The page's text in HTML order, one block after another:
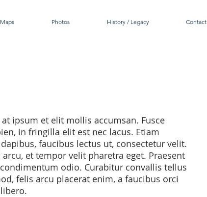
Maps Photos History / Legacy Contact
ipsum et elit mollis accumsan. Fusce
in fringilla elit est nec lacus. Etiam
faucibus lectus ut, consectetur velit.
et tempor velit pharetra eget. Praesent
odio. Curabitur convallis tellus
felis arcu placerat enim, a faucibus orci